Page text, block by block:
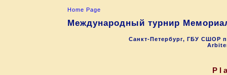
Home Page
Международный турнир
Санкт-Петербург, ГБУ СШОР